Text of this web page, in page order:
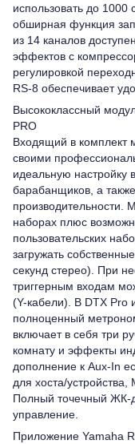
использовать до 1000
обширная функция
из 14 каналов
эффектов с
регулировкой
RS-8 обеспечивает
Высококлассный
PRO
Входящий в комплект
своими
идеальную настройку
барабанщиков, а
производительности.
наборах плюс
пользовательских
загружать
секунд стерео). При
триггерным входам
(Y-кабели). В DTX Pro
полноценный
включает в себя три
комнату и эффекты
дополнение к Aux-In
для хоста/
Полный точечный ЖК-
управление.
Приложение Yamaha